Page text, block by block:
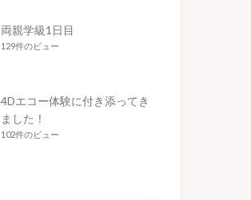
両親学級1日目
129件のビュー
4Dエコー体験に付き添ってき
ました！
102件のビュー